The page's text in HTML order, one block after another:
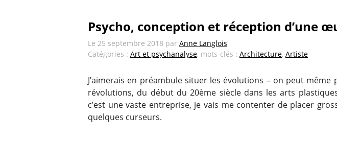
Psycho, conception et réception d’une
Le 25 septembre 2018 par Anne Langlois
Catégories : Art et psychanalyse, mots-clés : Architecture, Artiste
J’aimerais en préambule situer les évolutions – on peut même
révolutions, du début du 20ème siècle dans les arts
c’est une vaste entreprise, je vais me contenter de placer
quelques curseurs.